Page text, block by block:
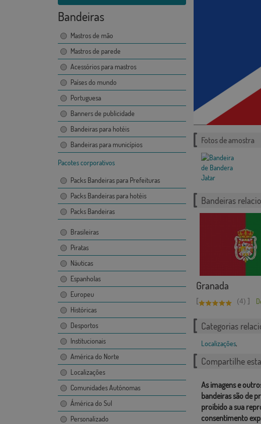
Bandeiras
Mastros de mão
Mastros de parede
Acessórios para mastros
Países do mundo
Portuguesa
Banners de publicidade
Bandeiras para hotéis
Bandeiras para municípios
Pacotes corporativos
Packs Bandeiras para Prefeituras
Packs Bandeiras para hotéis
Packs Bandeiras
Brasileiras
Piratas
Náuticas
Espanholas
Europeu
Históricas
Desportos
Institucionais
América do Norte
Localizações
Comunidades Autónomas
Ámérica do Sul
Personalizado
Fotos de amostra
Bandeiras
Granada
[ (4) ]
Categorias
Localizações,
Compartilhe
As imagens e
bandeiras são de
proibido a sua
consentimento